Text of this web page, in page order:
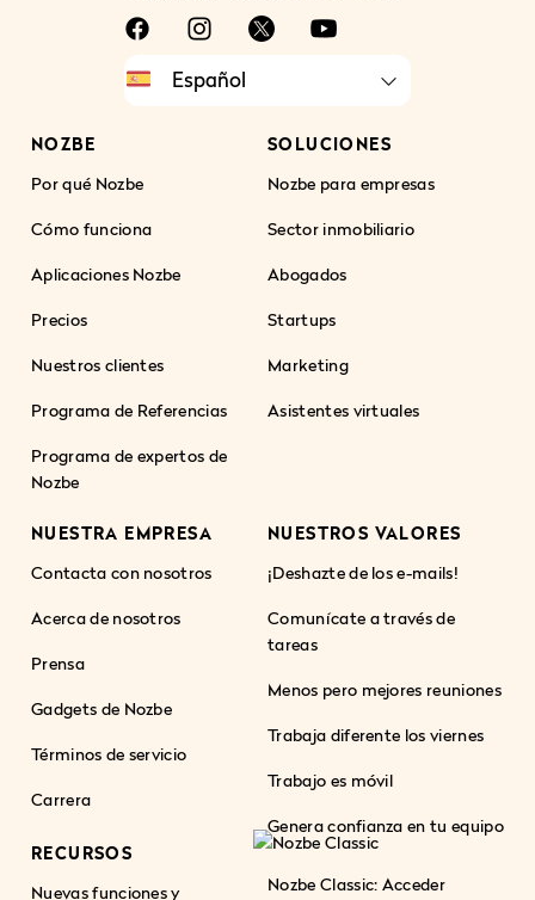
NOZBE
Por qué Nozbe
Cómo funciona
Aplicaciones Nozbe
Precios
Nuestros clientes
Programa de Referencias
Programa de expertos de
Nozbe
SOLUCIONES
Nozbe para empresas
Sector inmobiliario
Abogados
Startups
Marketing
Asistentes virtuales
NUESTRA EMPRESA
Contacta con nosotros
Acerca de nosotros
Prensa
Gadgets de Nozbe
Términos de servicio
Carrera
NUESTROS VALORES
¡Deshazte de los e-mails!
Comunícate a través de
tareas
Menos pero mejores reuniones
Trabaja diferente los viernes
Trabajo es móvil
Genera confianza en tu equipo
RECURSOS
Nuevas funciones y
Nozbe Classic: Acceder